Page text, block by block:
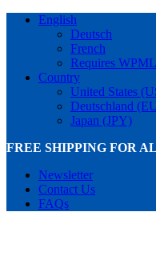
English
Deutsch
French
Requires
Country
United States
Deutschland
Japan (JPY)
FREE SHIPPING FOR
Newsletter
Contact Us
FAQs